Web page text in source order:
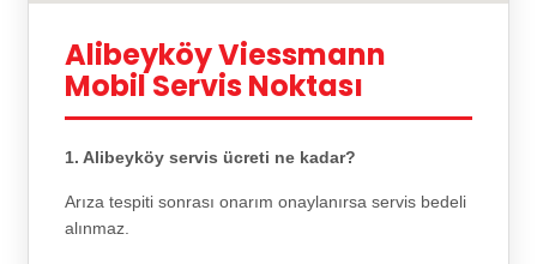
Alibeyköy Viessmann
Mobil Servis Noktası
1. Alibeyköy servis ücreti ne kadar?
Arıza tespiti sonrası onarım onaylanırsa servis bedeli
alınmaz.